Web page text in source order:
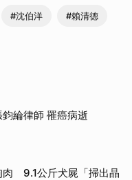
#沈伯洋 #賴清德
綸律師 罹癌病逝
肉 9.1公斤犬屍「掃出晶